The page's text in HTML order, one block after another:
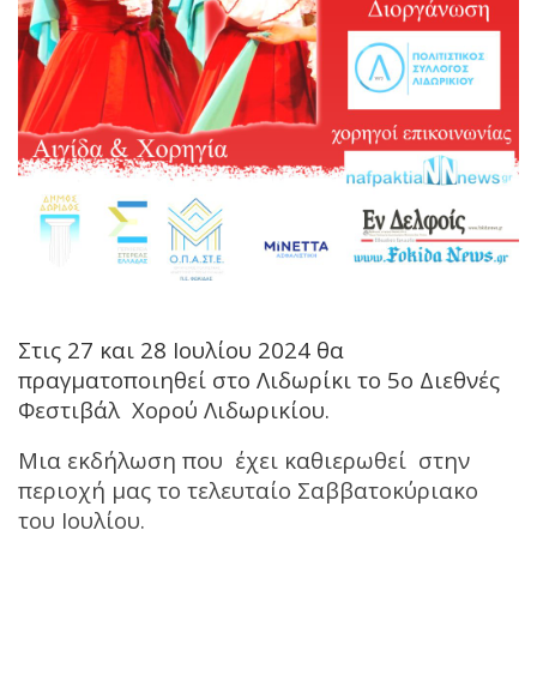
Στις 27 και 28 Ιουλίου 2024 θα
πραγματοποιηθεί στο Λιδωρίκι το 5ο Διεθνές
Φεστιβάλ Χορού Λιδωρικίου.
Μια εκδήλωση που έχει καθιερωθεί στην
περιοχή μας το τελευταίο Σαββατοκύριακο
του Ιουλίου.